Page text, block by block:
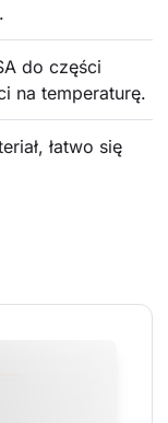
do części
na temperaturę.
łatwo się